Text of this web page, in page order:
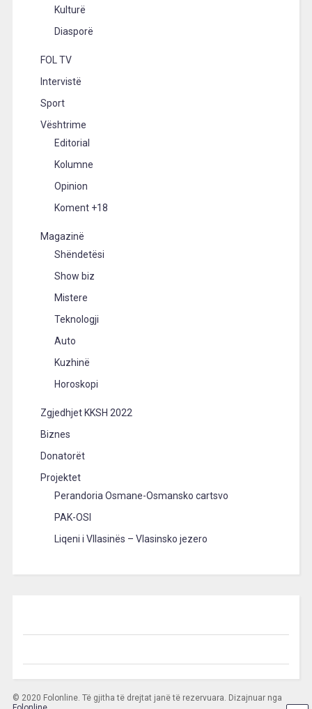
Kulturë
Diasporë
FOL TV
Intervistë
Sport
Vështrime
Editorial
Kolumne
Opinion
Koment +18
Magazinë
Shëndetësi
Show biz
Mistere
Teknologji
Auto
Kuzhinë
Horoskopi
Zgjedhjet KKSH 2022
Biznes
Donatorët
Projektet
Perandoria Osmane-Osmansko cartsvo
PAK-OSI
Liqeni i Vllasinës – Vlasinsko jezero
© 2020 Folonline. Të gjitha të drejtat janë të rezervuara. Dizajnuar nga